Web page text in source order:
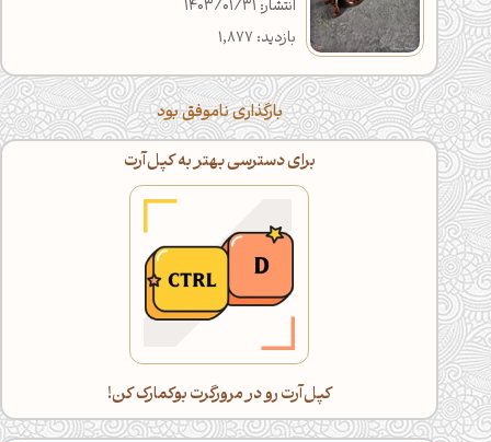
انتشار: 1403/01/31
بازدید: 1,877
بارگذاری ناموفق بود
اگه خسته شدی، با گوشی ادامه بده!
دراز بکش و کپل‌آرت رو اسکرول کن(: